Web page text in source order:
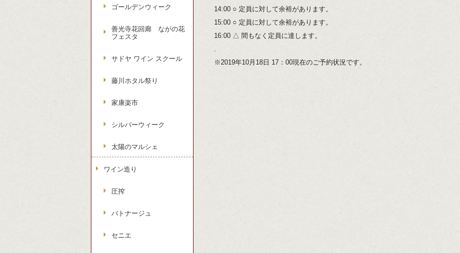
14:00 ○ 定員に対して余裕があります。
15:00 ○ 定員に対して余裕があります。
16:00 △ 間もなく定員に達します。
.
※2019年10月18日 17：00現在のご予約状況です。
ゴールデンウィーク
善光寺花回廊 ながの花
フェスタ
サドヤ ワイン スクール
藤川ホタル祭り
家康楽市
シルバーウィーク
太陽のマルシェ
ワイン造り
圧搾
バトナージュ
セニエ